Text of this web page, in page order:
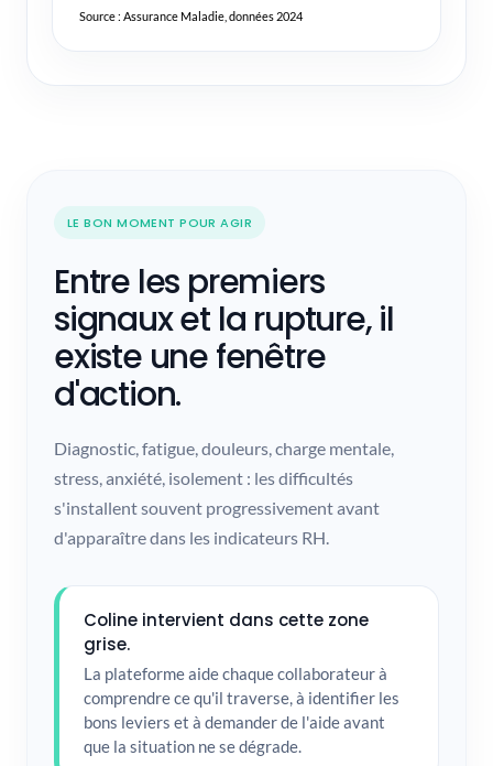
Source : Assurance Maladie, données 2024
LE BON MOMENT POUR AGIR
Entre les premiers
signaux et la rupture, il
existe une fenêtre
d'action.
Diagnostic, fatigue, douleurs, charge mentale,
stress, anxiété, isolement : les difficultés
s'installent souvent progressivement avant
d'apparaître dans les indicateurs RH.
Coline intervient dans cette zone
grise.
La plateforme aide chaque collaborateur à
comprendre ce qu'il traverse, à identifier les
bons leviers et à demander de l'aide avant
que la situation ne se dégrade.